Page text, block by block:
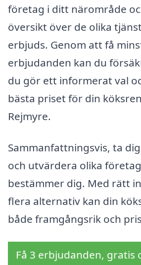
företag i ditt närområde
översikt över de olika
erbjuds. Genom att få
erbjudanden kan du
du gör ett informerat val
bästa priset för din
Rejmyre.
Sammanfattningsvis, ta
och utvärdera olika
bestämmer dig. Med rätt
flera alternativ kan din
både framgångsrik och
Få 3 erbjudanden, gratis